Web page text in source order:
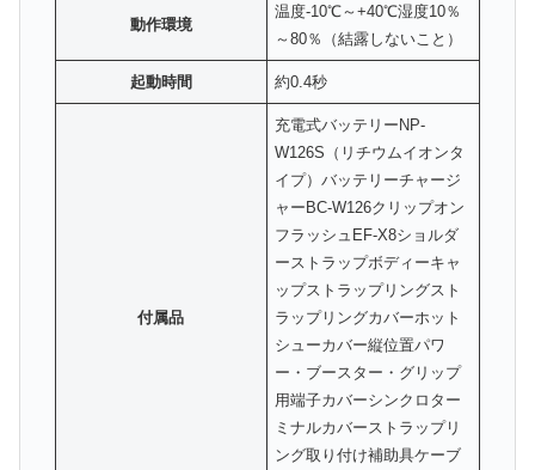
動作環境
温度-10℃～+40℃湿度10％
～80％（結露しないこと）
起動時間 約0.4秒
付属品
充電式バッテリーNP-
W126S（リチウムイオンタ
イプ）バッテリーチャージ
ャーBC-W126クリップオン
フラッシュEF-X8ショルダ
ーストラップボディーキャ
ップストラップリングスト
ラップリングカバーホット
シューカバー縦位置パワ
ー・ブースター・グリップ
用端子カバーシンクロター
ミナルカバーストラップリ
ング取り付け補助具ケーブ